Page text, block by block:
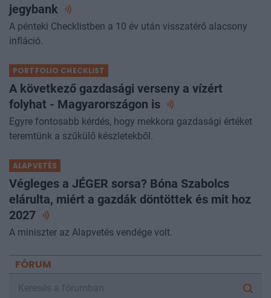
jegybank
A pénteki Checklistben a 10 év után visszatérő alacsony
infláció.
PORTFOLIO CHECKLIST
A következő gazdasági verseny a vízért
folyhat - Magyarországon is
Egyre fontosabb kérdés, hogy mekkora gazdasági értéket
teremtünk a szűkülő készletekből.
ALAPVETÉS
Végleges a JÉGER sorsa? Bóna Szabolcs
elárulta, miért a gazdák döntöttek és mit hoz
2027
A miniszter az Alapvetés vendége volt.
FÓRUM